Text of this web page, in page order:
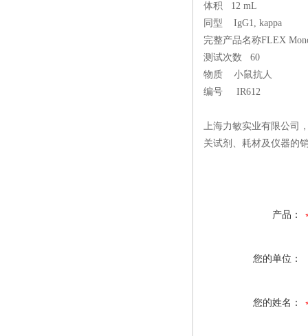
体积
12 mL
同型
IgG1, kappa
完整产品名称FLEX
测试次数
60
物质
小鼠抗人
编号
IR612
上海力敏实业有限公司
关试剂、耗材及仪器的
产品：
您的单位：
您的姓名：